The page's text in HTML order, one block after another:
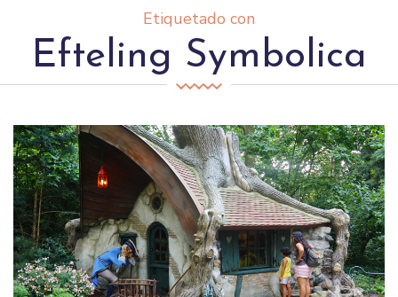
Etiquetado con
Efteling Symbolica